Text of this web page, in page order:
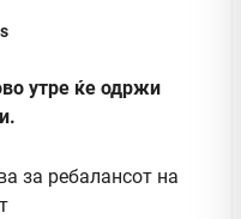
утре ќе одржи